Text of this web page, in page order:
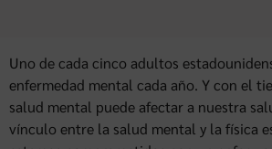
Uno de cada cinco adultos
enfermedad mental cada año. Y con el
salud mental puede afectar a nuestra
vínculo entre la salud mental y la física